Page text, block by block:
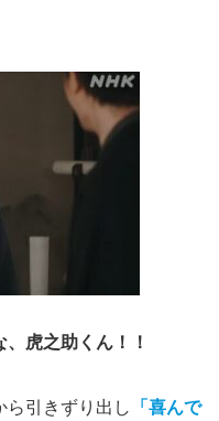
虎之助くん！！
ら引きずり出し 「喜んで